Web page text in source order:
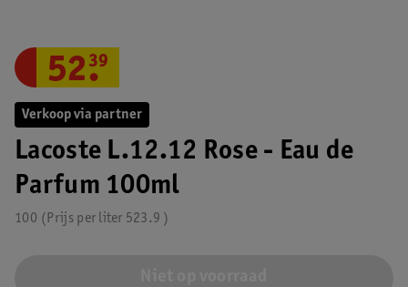
Verkoop via partner
Lacoste L.12.12 Rose - Eau de
Parfum 100ml
100 523.9
Prijs per liter
52.
39